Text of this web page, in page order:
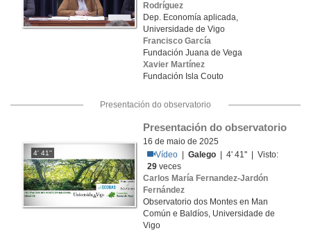
Rodríguez
Dep. Economía aplicada,
Universidade de Vigo
Francisco García
Fundación Juana de Vega
Xavier Martínez
Fundación Isla Couto
Presentación do observatorio
4' 41''
Presentación do observatorio
16 de maio de 2025
Vídeo |Galego | 4' 41'' | Visto:
29 veces
Carlos María Fernandez-Jardón
Fernández
Observatorio dos Montes en Man
Común e Baldíos, Universidade de
Vigo